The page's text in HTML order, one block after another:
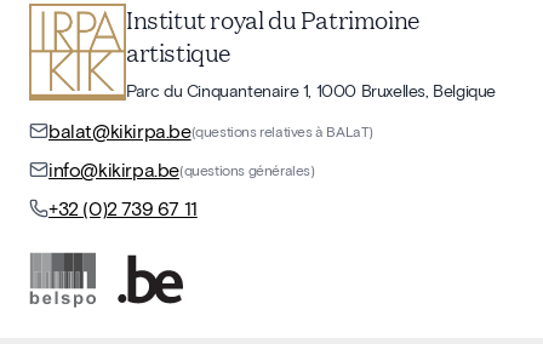
Institut royal du Patrimoine
artistique
Parc du Cinquantenaire 1, 1000 Bruxelles, Belgique
balat@kikirpa.be(questions relatives à BALaT)
info@kikirpa.be(questions générales)
+32 (0)2 739 67 11